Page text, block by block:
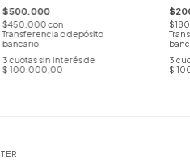
$500.000
$450.000con
Transferencia o depósito
bancario
3cuotas sin interés de
$ 100.000,00
3
$